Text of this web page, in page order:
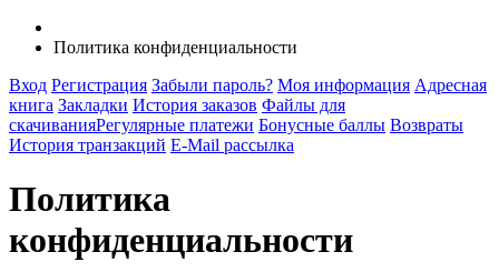
Политика конфиденциальности
Вход Регистрация Забыли пароль? Моя информация Адресная
книга Закладки История заказов Файлы для
скачиванияРегулярные платежи Бонусные баллы Возвраты
История транзакций E-Mail рассылка
Политика
конфиденциальности